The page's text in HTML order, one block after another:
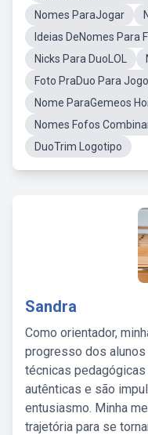
Nomes ParaJogar
Ideias DeNomes Para
Nicks Para DuoLOL
Foto PraDuo Para Jogo
Nome ParaGemeos
Nomes Fofos
DuoTrim Logotipo
Sandra
Como orientador,
progresso dos
técnicas
autênticas e são
entusiasmo. Minha
trajetória para se